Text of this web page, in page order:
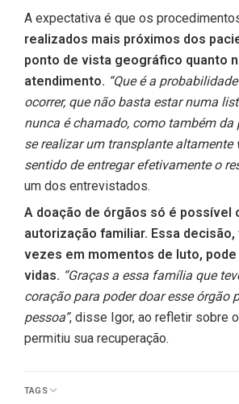
A expectativa é que os
realizados mais próximos dos
ponto de vista geográfico quanto
atendimento. “Que é a
ocorrer, que não basta estar numa
nunca é chamado, como também da
se realizar um transplante altamente
sentido de entregar efetivamente o
um dos entrevistados.
A doação de órgãos só é possível
autorização familiar. Essa
vezes em momentos de luto,
vidas. “Graças a essa família que
coração para poder doar esse órgão
pessoa”, disse Igor, ao refletir sobre
permitiu sua recuperação.
TAGS